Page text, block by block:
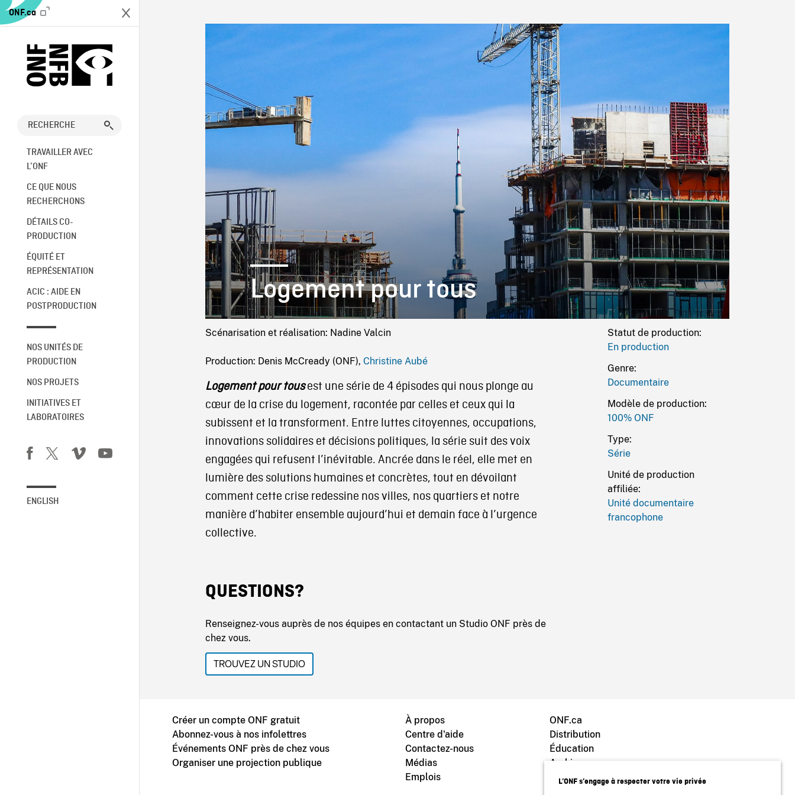
ONF.ca
TRAVAILLER AVEC
L’ONF
CE QUE NOUS
RECHERCHONS
DÉTAILS CO-
PRODUCTION
ÉQUITÉ ET
REPRÉSENTATION
ACIC : AIDE EN
POSTPRODUCTION
NOS UNITÉS DE
PRODUCTION
NOS PROJETS
INITIATIVES ET
LABORATOIRES
ENGLISH
Logement pour tous
Scénarisation et réalisation: Nadine Valcin
Production: Denis McCready (ONF), Christine Aubé
Logement pour tousest une série de 4 épisodes qui nous plonge au
cœur de la crise du logement, racontée par celles et ceux qui la
subissent et la transforment. Entre luttes citoyennes, occupations,
innovations solidaires et décisions politiques, la série suit des voix
engagées qui refusent l’inévitable. Ancrée dans le réel, elle met en
lumière des solutions humaines et concrètes, tout en dévoilant
comment cette crise redessine nos villes, nos quartiers et notre
manière d’habiter ensemble aujourd’hui et demain face à l’urgence
collective.
Statut de production:
En production
Genre:
Documentaire
Modèle de production:
100% ONF
Type:
Série
Unité de production
affiliée:
Unité documentaire
francophone
QUESTIONS?
Renseignez-vous auprès de nos équipes en contactant un Studio ONF près de
chez vous.
TROUVEZ UN STUDIO
Créer un compte ONF gratuit
Abonnez-vous à nos infolettres
Événements ONF près de chez vous
Organiser une projection publique
À propos
Centre d'aide
Contactez-nous
Médias
Emplois
ONF.ca
Distribution
Éducation
Archives
Blogue ONF
L’ONF s’engage à respecter votre vie privée